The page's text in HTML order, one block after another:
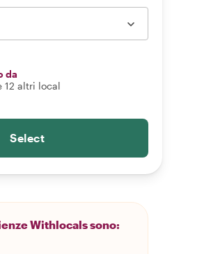
da
12 altri local
Select
Withlocals sono: